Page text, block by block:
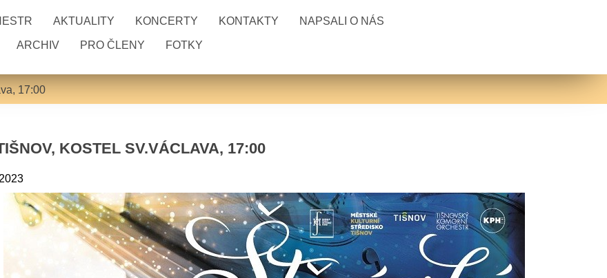
AKTUALITY KONCERTY KONTAKTY NAPSALI O NÁS
ARCHIV PRO ČLENY FOTKY
17:00
KOSTEL SV.VÁCLAVA, 17:00